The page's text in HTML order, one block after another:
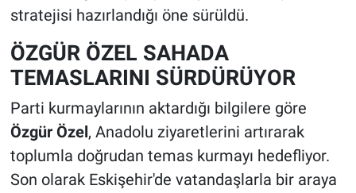
stratejisi hazırlandığı öne sürüldü.
ÖZGÜR ÖZEL SAHADA
TEMASLARINI SÜRDÜRÜYOR
Parti kurmaylarının aktardığı bilgilere göre
Özgür Özel, Anadolu ziyaretlerini artırarak
toplumla doğrudan temas kurmayı hedefliyor.
Son olarak Eskişehir'de vatandaşlarla bir araya